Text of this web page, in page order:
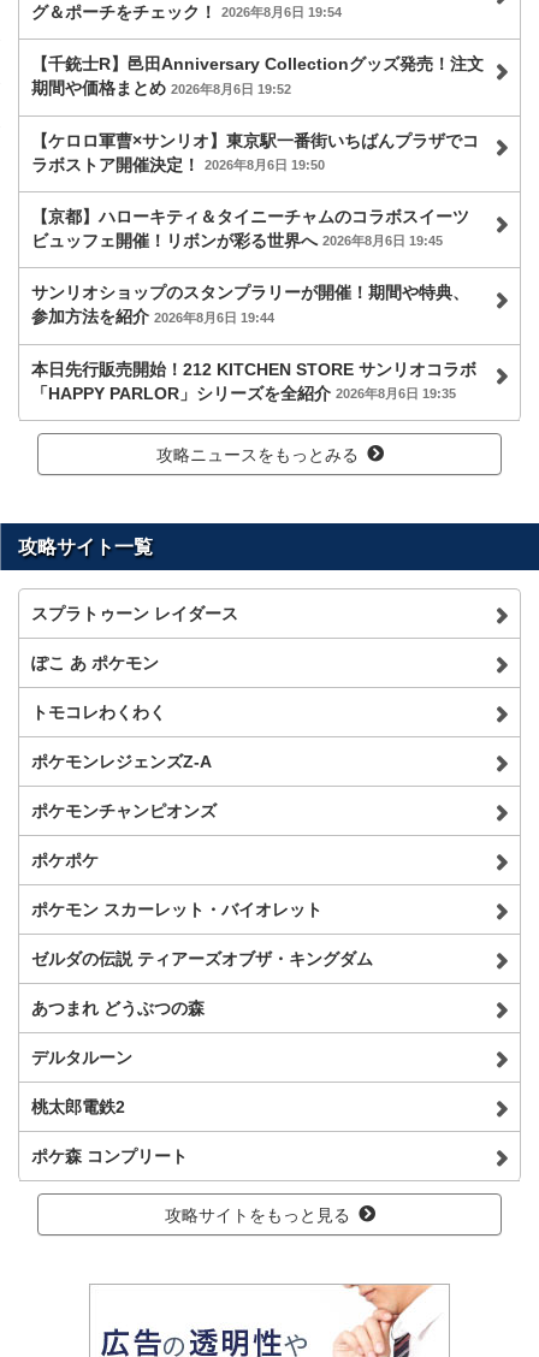
グ＆ポーチをチェック！
2026年8月6日 19:54
【千銃士R】邑田Anniversary Collectionグッズ発売！注文
期間や価格まとめ 2026年8月6日 19:52
【ケロロ軍曹×サンリオ】東京駅一番街いちばんプラザでコ
ラボストア開催決定！
2026年8月6日 19:50
【京都】ハローキティ＆タイニーチャムのコラボスイーツ
ビュッフェ開催！リボンが彩る世界へ 2026年8月6日 19:45
サンリオショップのスタンプラリーが開催！期間や特典、
参加方法を紹介 2026年8月6日 19:44
本日先行販売開始！212 KITCHEN STORE サンリオコラボ
「HAPPY PARLOR」シリーズを全紹介 2026年8月6日 19:35
攻略ニュースをもっとみる
攻略サイト一覧
スプラトゥーン レイダース
ぽこ あ ポケモン
トモコレわくわく
ポケモンレジェンズZ-A
ポケモンチャンピオンズ
ポケポケ
ポケモン スカーレット・バイオレット
ゼルダの伝説 ティアーズオブザ・キングダム
あつまれ どうぶつの森
デルタルーン
桃太郎電鉄2
ポケ森 コンプリート
攻略サイトをもっと見る